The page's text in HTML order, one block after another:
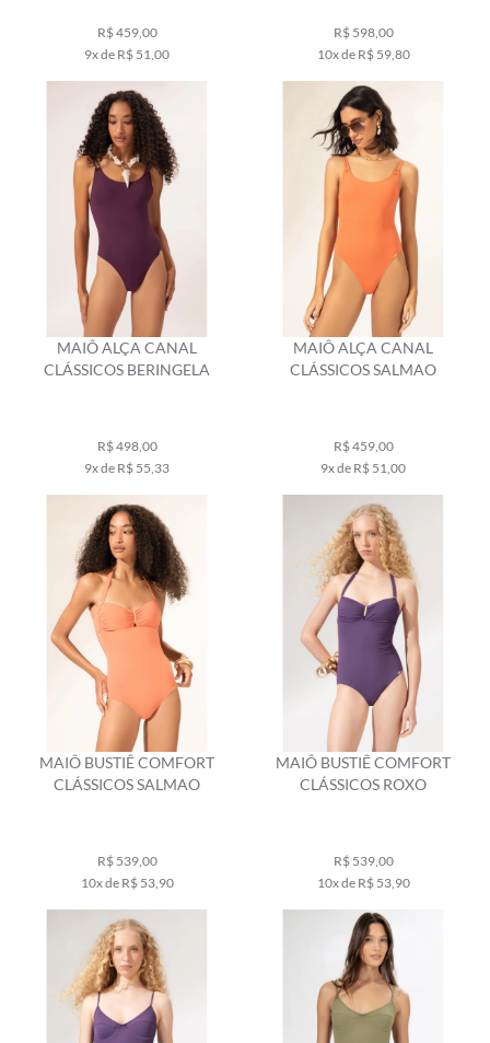
R$ 459,00
9x de R$ 51,00
R$ 598,00
10x de R$ 59,80
MAIÔ ALÇA CANAL
CLÁSSICOS BERINGELA
R$ 498,00
9x de R$ 55,33
MAIÔ ALÇA CANAL
CLÁSSICOS SALMAO
R$ 459,00
9x de R$ 51,00
MAIÔ BUSTIÊ COMFORT
CLÁSSICOS SALMAO
R$ 539,00
10x de R$ 53,90
MAIÔ BUSTIÊ COMFORT
CLÁSSICOS ROXO
R$ 539,00
10x de R$ 53,90